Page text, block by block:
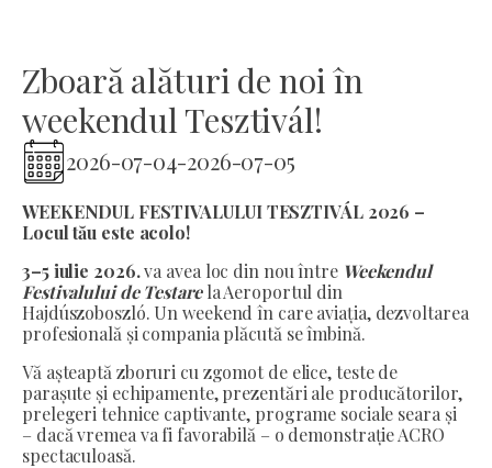
Zboară alături de noi în
weekendul Tesztivál!
2026-07-04-2026-07-05
WEEKENDUL FESTIVALULUI TESZTIVÁL 2026 –
Locul tău este acolo!
3–5 iulie 2026.va avea loc din nou între Weekendul
Festivalului de Testarela Aeroportul din
Hajdúszoboszló. Un weekend în care aviația, dezvoltarea
profesională și compania plăcută se îmbină.
Vă așteaptă zboruri cu zgomot de elice, teste de
parașute și echipamente, prezentări ale producătorilor,
prelegeri tehnice captivante, programe sociale seara și
– dacă vremea va fi favorabilă – o demonstrație ACRO
spectaculoasă.